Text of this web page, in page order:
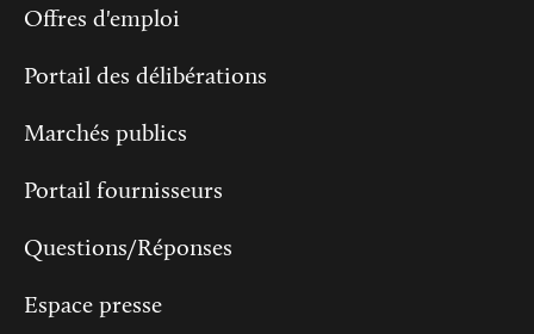
Offres d'emploi
Portail des délibérations
Marchés publics
Portail fournisseurs
Questions/Réponses
Espace presse